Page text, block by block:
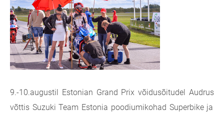
9.-10.augustil Estonian Grand Prix võidusõitudel Audrus
võttis Suzuki Team Estonia poodiumikohad Superbike ja